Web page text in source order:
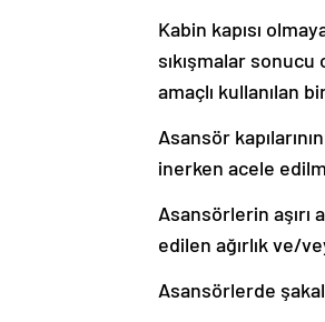
Kabin kapısı
sıkışmalar
amaçlı kullanılan
Asansör
inerken acele
Asansörlerin aşırı
edilen ağırlık ve/
Asansörlerde